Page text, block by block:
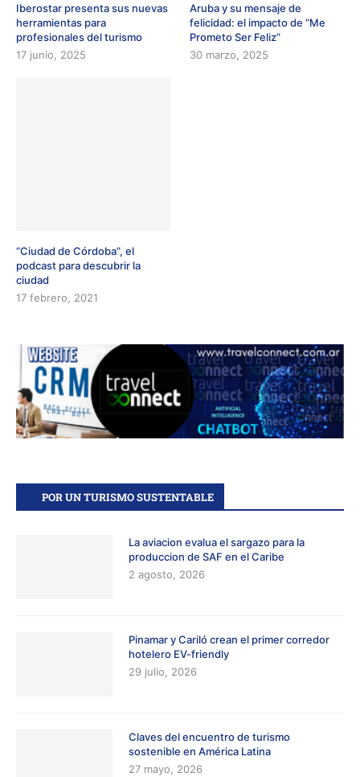
Iberostar presenta sus nuevas
herramientas para
profesionales del turismo
17 junio, 2025
Aruba y su mensaje de
felicidad: el impacto de “Me
Prometo Ser Feliz”
30 marzo, 2025
“Ciudad de Córdoba”, el
podcast para descubrir la
ciudad
17 febrero, 2021
POR UN TURISMO SUSTENTABLE
La aviacion evalua el sargazo para la
produccion de SAF en el Caribe
2 agosto, 2026
Pinamar y Cariló crean el primer corredor
hotelero EV-friendly
29 julio, 2026
Claves del encuentro de turismo
sostenible en América Latina
27 mayo, 2026